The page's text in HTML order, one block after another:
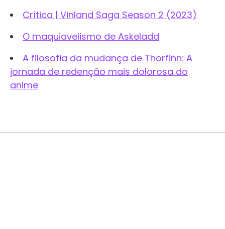
Crítica | Vinland Saga Season 2 (2023)
O maquiavelismo de Askeladd
A filosofia da mudança de Thorfinn: A
jornada de redenção mais dolorosa do
anime